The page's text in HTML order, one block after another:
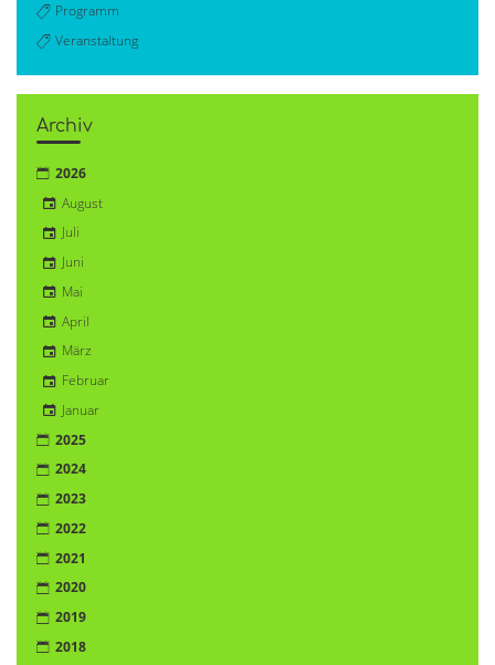
Programm
Veranstaltung
Archiv
2026
August
Juli
Juni
Mai
April
März
Februar
Januar
2025
2024
2023
2022
2021
2020
2019
2018